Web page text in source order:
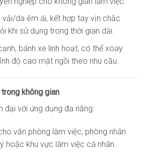
vải/da êm ái, kết hợp tay vịn chắc
khi sử dụng trong thời gian dài.
bánh xe linh hoạt, có thể xoay
độ cao mặt ngồi theo nhu cầu.
không gian
đại với ứng dụng đa năng:
văn phòng làm việc, phòng nhân
hoặc khu vực làm việc cá nhân.